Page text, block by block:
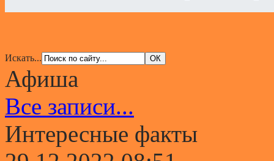
Искать...
Афиша
Все записи...
Интересные факты